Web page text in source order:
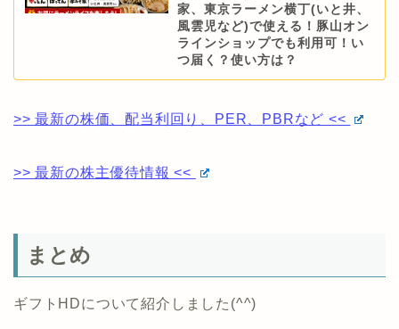
家、東京ラーメン横丁(いと井、
風雲児など)で使える！豚山オン
ラインショップでも利用可！い
つ届く？使い方は？
>> 最新の株価、配当利回り、PER、PBRなど <<
>> 最新の株主優待情報 <<
まとめ
ギフトHDについて紹介しました(^^)